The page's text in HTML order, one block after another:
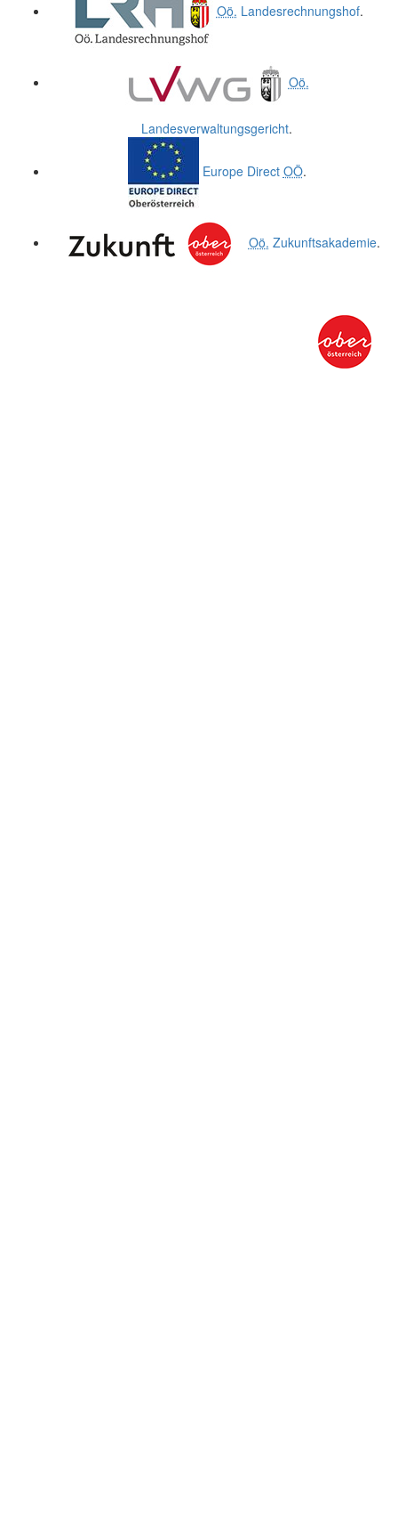
Oö. Landesrechnungshof.
Oö.
Landesverwaltungsgericht.
Europe Direct OÖ.
Oö. Zukunftsakademie.